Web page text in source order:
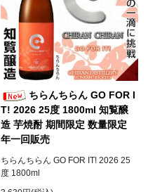
ちらんちらん GO FOR I
T! 2026 25度 1800ml 知覧醸
造 芋焼酎 期間限定 数量限定
年一回販売
ちらんちらん GO FOR IT! 2026 25
度 1800ml